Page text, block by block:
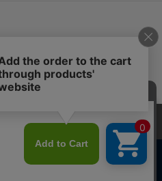
SNS
ンテンツ改善のためにCookieを使用
Cookieの使用に同意したものとみな